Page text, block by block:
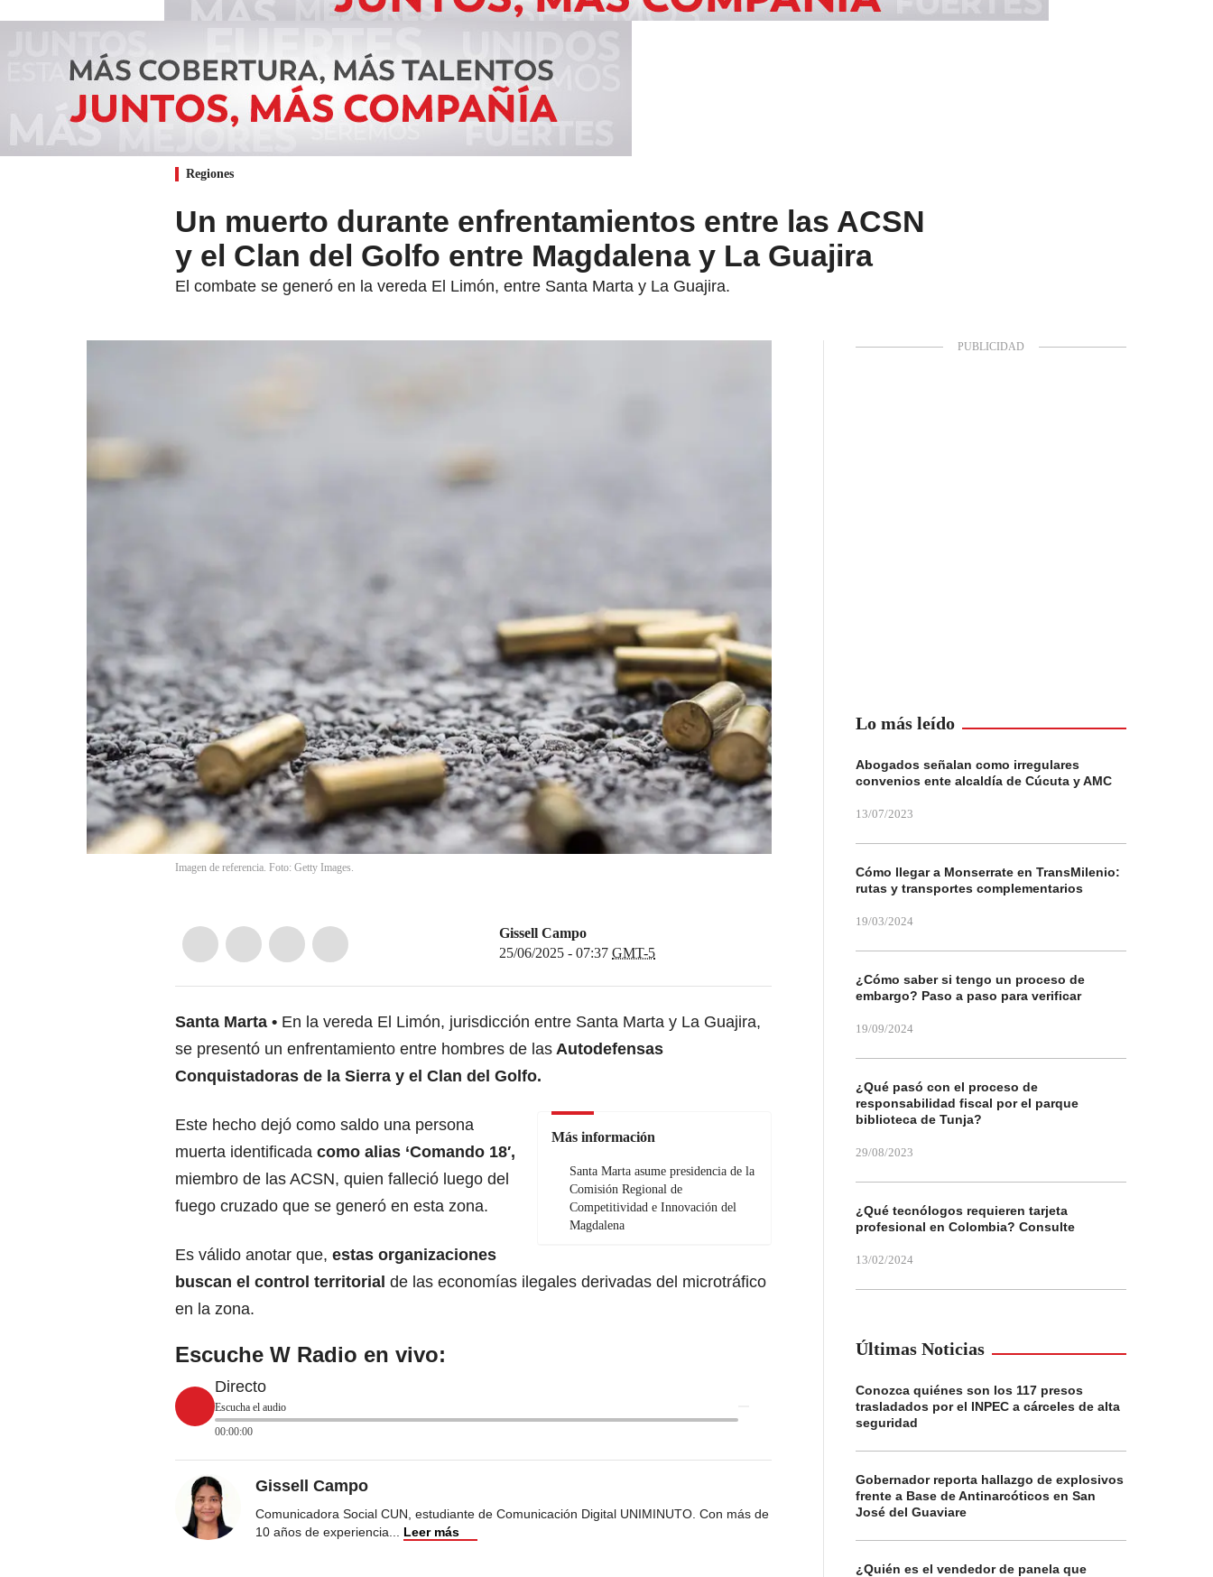
Regiones
Un muerto durante enfrentamientos entre las ACSN
y el Clan del Golfo entre Magdalena y La Guajira
El combate se generó en la vereda El Limón, entre Santa Marta y La Guajira.
Imagen de referencia. Foto: Getty Images.
Gissell Campo
25/06/2025 - 07:37 GMT-5
Santa Marta
En la vereda El Limón, jurisdicción entre Santa Marta y La Guajira,
se presentó un enfrentamiento entre hombres de las Autodefensas
Conquistadoras de la Sierra y el Clan del Golfo.
Más información
Santa Marta asume presidencia de la
Comisión Regional de
Competitividad e Innovación del
Magdalena
Este hecho dejó como saldo una persona
muerta identificada como alias ‘Comando 18′,
miembro de las ACSN, quien falleció luego del
fuego cruzado que se generó en esta zona.
Es válido anotar que, estas organizaciones
buscan el control territorial de las economías ilegales derivadas del microtráfico
en la zona.
Escuche W Radio en vivo:
Directo
Escucha el audio
00:00:00
Gissell Campo
Comunicadora Social CUN, estudiante de Comunicación Digital UNIMINUTO. Con más de
10 años de experiencia... Leer más
Lo más leído
Abogados señalan como irregulares
convenios ente alcaldía de Cúcuta y AMC
13/07/2023
Cómo llegar a Monserrate en TransMilenio:
rutas y transportes complementarios
19/03/2024
¿Cómo saber si tengo un proceso de
embargo? Paso a paso para verificar
19/09/2024
¿Qué pasó con el proceso de
responsabilidad fiscal por el parque
biblioteca de Tunja?
29/08/2023
¿Qué tecnólogos requieren tarjeta
profesional en Colombia? Consulte
13/02/2024
Últimas Noticias
Conozca quiénes son los 117 presos
trasladados por el INPEC a cárceles de alta
seguridad
Gobernador reporta hallazgo de explosivos
frente a Base de Antinarcóticos en San
José del Guaviare
¿Quién es el vendedor de panela que